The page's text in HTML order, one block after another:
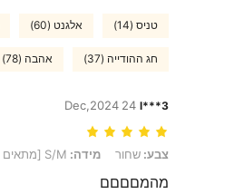
טניס (14) אלגנט (60)
חג ההודייה (37) אהבה (78)
l***3
24 Dec,2024
צבע: שחור, מידה: S/M [מתאים ל-40-70 KGS]
צבע: שחור מידה:
מהמםםםם